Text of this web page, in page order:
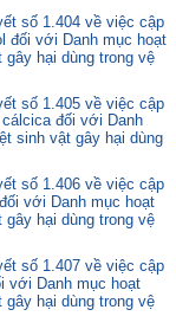
số 1.404 về việc cập
đối với Danh mục hoạt
hại dùng trong vệ
số 1.405 về việc cập
đối với Danh
sinh vật gây hại dùng
số 1.406 về việc cập
với Danh mục hoạt
hại dùng trong vệ
số 1.407 về việc cập
với Danh mục hoạt
hại dùng trong vệ